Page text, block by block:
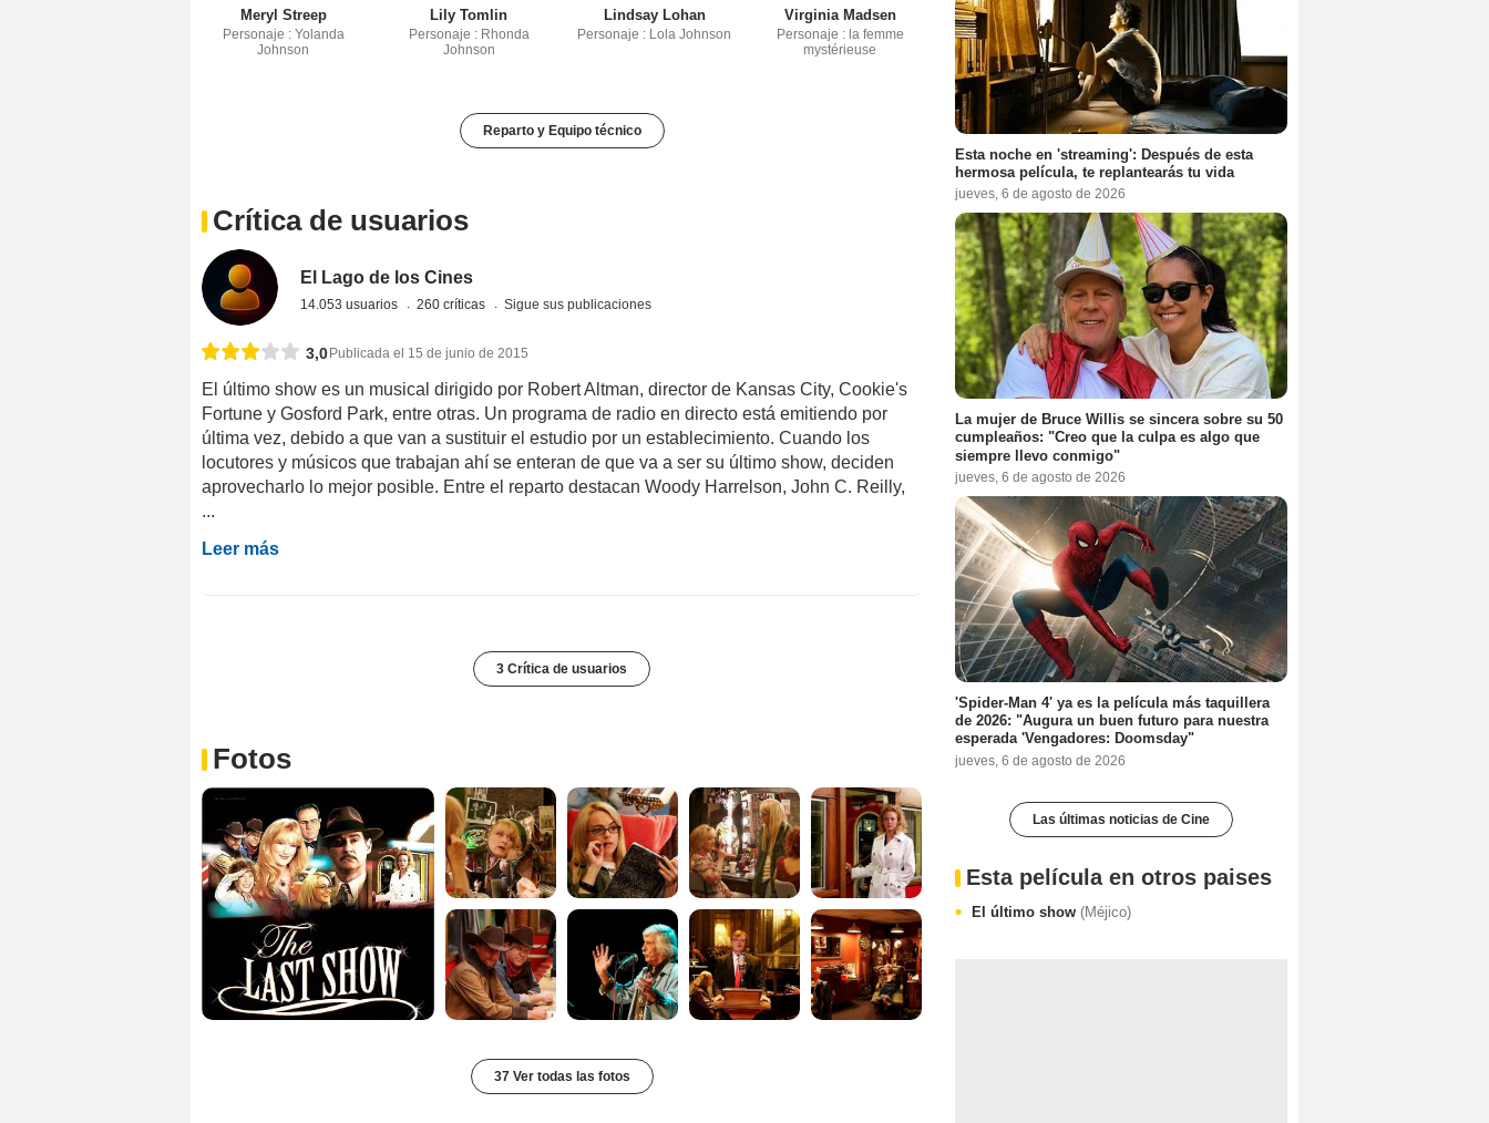
Meryl Streep
Personaje : Yolanda
Johnson
Lily Tomlin
Personaje : Rhonda
Johnson
Lindsay Lohan
Personaje : Lola Johnson
Virginia Madsen
Personaje : la femme
mystérieuse
Reparto y Equipo técnico
Crítica de usuarios
El Lago de los Cines
14.053 usuarios 260 críticas Sigue sus publicaciones
3,0Publicada el 15 de junio de 2015
El último show es un musical dirigido por Robert Altman, director de Kansas City, Cookie's
Fortune y Gosford Park, entre otras. Un programa de radio en directo está emitiendo por
última vez, debido a que van a sustituir el estudio por un establecimiento. Cuando los
locutores y músicos que trabajan ahí se enteran de que va a ser su último show, deciden
aprovecharlo lo mejor posible. Entre el reparto destacan Woody Harrelson, John C. Reilly,
...
Leer más
3 Crítica de usuarios
Fotos
37 Ver todas las fotos
Esta noche en 'streaming': Después de esta
hermosa película, te replantearás tu vida
jueves, 6 de agosto de 2026
La mujer de Bruce Willis se sincera sobre su 50
cumpleaños: "Creo que la culpa es algo que
siempre llevo conmigo"
jueves, 6 de agosto de 2026
'Spider-Man 4' ya es la película más taquillera
de 2026: "Augura un buen futuro para nuestra
esperada 'Vengadores: Doomsday"
jueves, 6 de agosto de 2026
Las últimas noticias de Cine
Esta película en otros paises
El último show (Méjico)